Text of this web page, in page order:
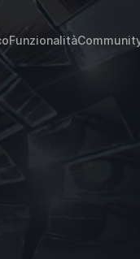
Funzionalità